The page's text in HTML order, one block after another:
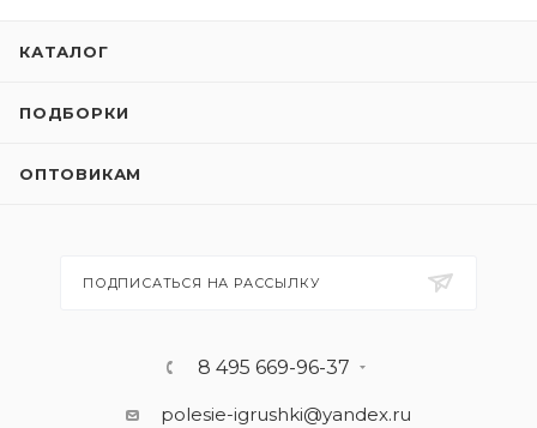
КАТАЛОГ
ПОДБОРКИ
ОПТОВИКАМ
ПОДПИСАТЬСЯ НА РАССЫЛКУ
8 495 669-96-37
polesie-igrushki@yandex.ru